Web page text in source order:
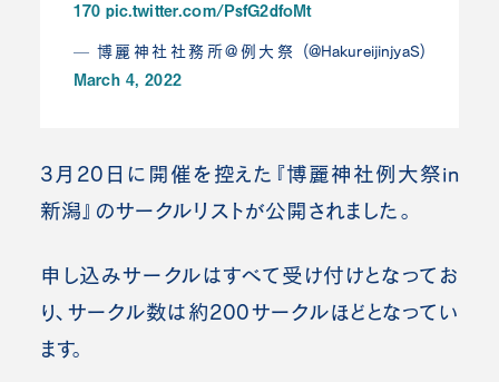
170 pic.twitter.com/PsfG2dfoMt
— 博麗神社社務所@例大祭 (@HakureijinjyaS)
March 4, 2022
3月20日に開催を控えた『博麗神社例大祭in
新潟』のサークルリストが公開されました。
申し込みサークルはすべて受け付けとなってお
り、サークル数は約200サークルほどとなってい
ます。